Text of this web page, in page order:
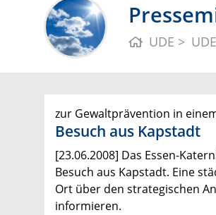
UDE
zur Gewaltprävention in
Besuch aus Kapstadt
[23.06.2008] Das Essen-
Besuch aus Kapstadt. Eine
Ort über den strategischen
informieren.